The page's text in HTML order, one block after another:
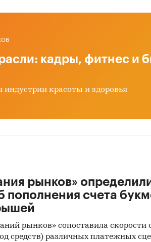
кадры, фитнес и
индустрии красоты и здоровья
рынков»
пополнения счета
рынков» сопоставила скорости
средств) различных платежных